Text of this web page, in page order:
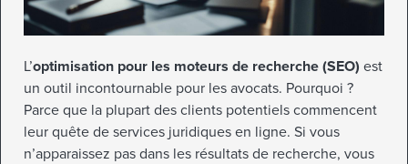
L’optimisation pour les moteurs de recherche (SEO) est
un outil incontournable pour les avocats. Pourquoi ?
Parce que la plupart des clients potentiels commencent
leur quête de services juridiques en ligne. Si vous
n’apparaissez pas dans les résultats de recherche, vous